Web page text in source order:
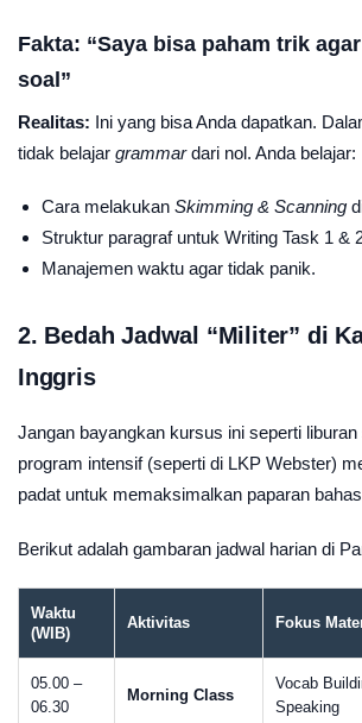
Fakta: “Saya bisa paham trik
soal”
Realitas: Ini yang bisa Anda dapatkan.
tidak belajar grammardari nol. Anda belajar:
Cara melakukan Skimming & Scanning
Struktur paragraf untuk Writing Task 1 &
Manajemen waktu agar tidak panik.
2. Bedah Jadwal “Militer” di
Inggris
Jangan bayangkan kursus ini seperti
program intensif (seperti di LKP Webster)
padat untuk memaksimalkan paparan
Berikut adalah gambaran jadwal harian di
Waktu
(WIB)
Aktivitas Fokus
05.00 –
06.30
Morning Class
Vocab
Speaking